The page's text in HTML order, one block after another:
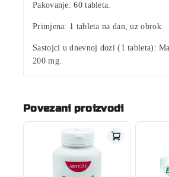
Pakovanje:60 tableta.
Primjena: 1 tableta na dan, uz obrok.
Sastojci u dnevnoj dozi (1 tableta):
200 mg.
Povezani proizvodi